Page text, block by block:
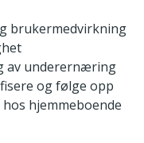
brukermedvirkning
av underernæring
og følge opp
hjemmeboende